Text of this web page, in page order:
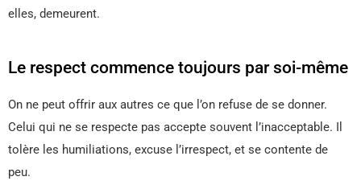
elles, demeurent.
Le respect commence toujours par soi-même
On ne peut offrir aux autres ce que l’on refuse de se donner.
Celui qui ne se respecte pas accepte souvent l’inacceptable. Il
tolère les humiliations, excuse l’irrespect, et se contente de
peu.